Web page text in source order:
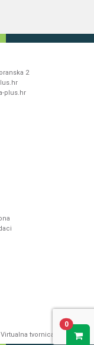
2
plus.hr
Virtualna tvornica
0